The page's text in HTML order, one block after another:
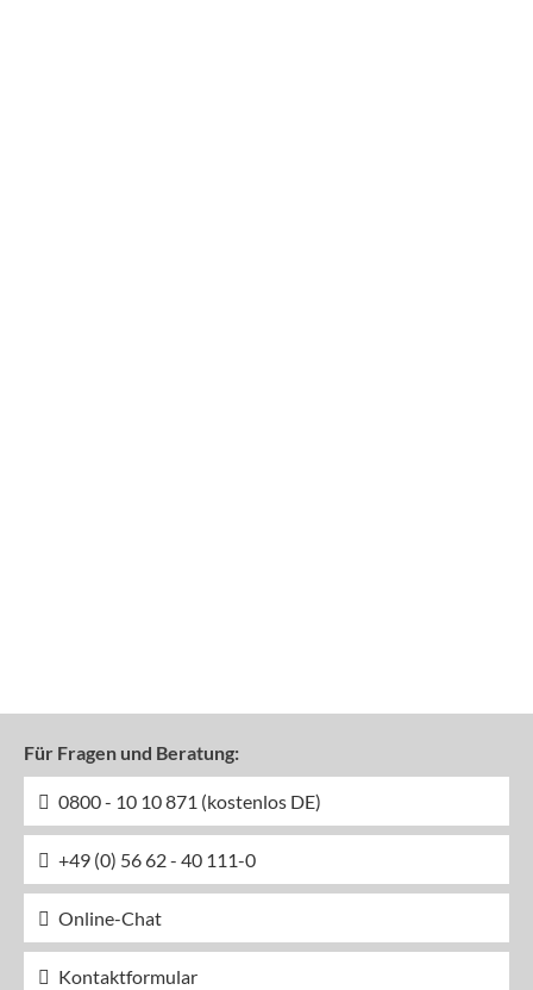
Für Fragen und Beratung:
0800 - 10 10 871 (kostenlos DE)
+49 (0) 56 62 - 40 111-0
Online-Chat
Kontaktformular